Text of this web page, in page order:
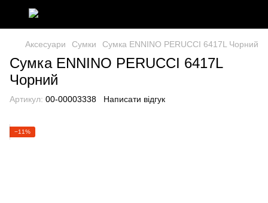
Аксесуари Сумки Сумка ENNINO PERUCCI 6417L Чорний
Сумка ENNINO PERUCCI 6417L
Чорний
Артикул: 00-00003338 Написати відгук
−11%